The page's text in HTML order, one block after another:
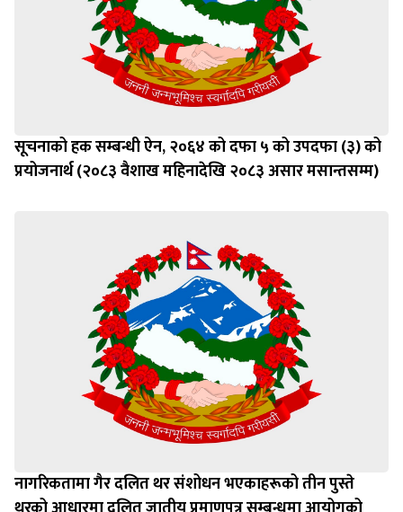
सूचनाको हक सम्बन्धी ऐन, २०६४ को दफा ५ को उपदफा (३) को
प्रयोजनार्थ (२०८३ वैशाख महिनादेखि २०८३ असार मसान्तसम्म)
नागरिकतामा गैर दलित थर संशोधन भएकाहरूको तीन पुस्ते